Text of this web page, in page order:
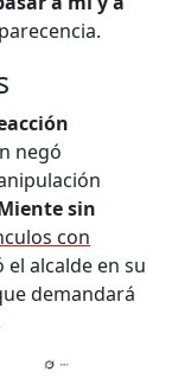
negó
sin
con
el alcalde en su
demandará